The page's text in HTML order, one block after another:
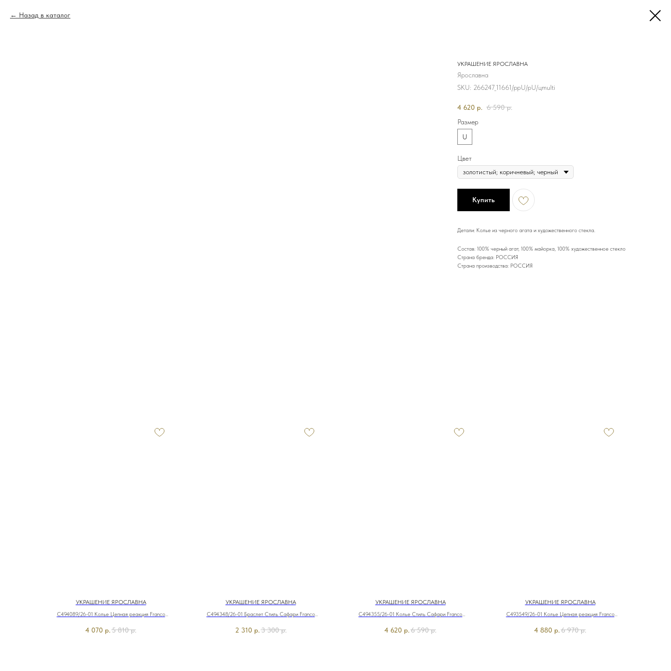
Назад в каталог
УКРАШЕНИЕ ЯРОСЛАВНА
Ярославна
SKU: 266247_11661/ррU/рU/цmulti
4 620 р. 6 590 р.
Размер
U
Цвет
Купить
Детали: Колье из черного агата и художественного стекла.
Состав: 100% черный агат, 100% майорка, 100% художественное стекло
Страна бренда: РОССИЯ
Страна производства: РОССИЯ
УКРАШЕНИЕ ЯРОСЛАВНА
C494089/26-01 Колье Цепная реакция Franco
4 070 р.5 810 р.
УКРАШЕНИЕ ЯРОСЛАВНА
C494348/26-01 Браслет Стиль Сафари Franco
2 310 р.3 300 р.
УКРАШЕНИЕ ЯРОСЛАВНА
C494355/26-01 Колье Стиль Сафари Franco
4 620 р.6 590 р.
УКРАШЕНИЕ ЯРОСЛАВНА
C493549/26-01 Колье Цепная реакция Franco
4 880 р.6 970 р.